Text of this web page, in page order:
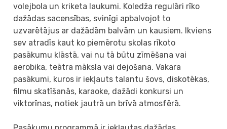
volejbola un kriketa laukumi. Koledža regulāri rīko
dažādas sacensības, svinīgi apbalvojot to
uzvarētājus ar dažādām balvām un kausiem. Ikviens
sev atradīs kaut ko piemērotu skolas rīkoto
pasākumu klāstā, vai nu tā būtu zīmēšana vai
aerobika, teātra māksla vai dejošana. Vakara
pasākumi, kuros ir iekļauts talantu šovs, diskotēkas,
filmu skatīšanās, karaoke, dažādi konkursi un
viktorīnas, notiek jautrā un brīvā atmosfērā.